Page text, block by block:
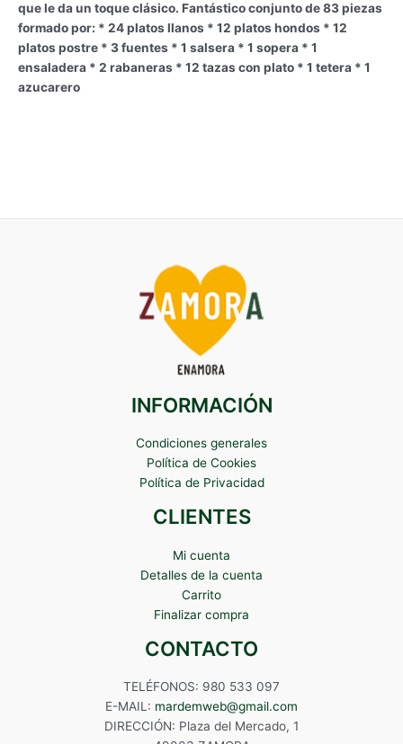
que le da un toque clásico. Fantástico conjunto de 83 piezas
formado por: * 24 platos llanos * 12 platos hondos * 12
platos postre * 3 fuentes * 1 salsera * 1 sopera * 1
ensaladera * 2 rabaneras * 12 tazas con plato * 1 tetera * 1
azucarero
INFORMACIÓN
Condiciones generales
Política de Cookies
Política de Privacidad
CLIENTES
Mi cuenta
Detalles de la cuenta
Carrito
Finalizar compra
CONTACTO
TELÉFONOS: 980 533 097
E-MAIL: mardemweb@gmail.com
DIRECCIÓN: Plaza del Mercado, 1